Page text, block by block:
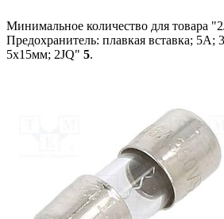
Минимальное количество для товара
Предохранитель: плавкая вставка;
5x15мм; 2JQ" 5.